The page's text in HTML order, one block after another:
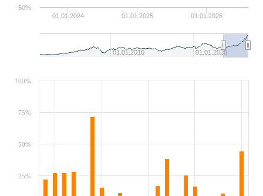
01.01.2024 01.01.2025 01.01.2026
01.01.2010 01.01.2020
-50%
25%
50%
75%
100%